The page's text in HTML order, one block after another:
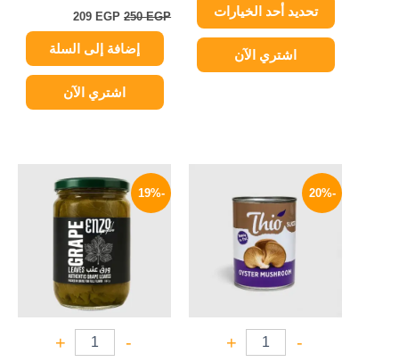
تحديد أحد الخياراتالمنتج
اشتري الآن
250EGP
209 EGP
إضافة إلى السلة
اشتري الآن
-20%
-
+
هو:
65 EGP.
هو:
52 EGP.
-19%
-
+
الأصلي
هو:
95 EGP.
الحالي
هو:
77 EGP.